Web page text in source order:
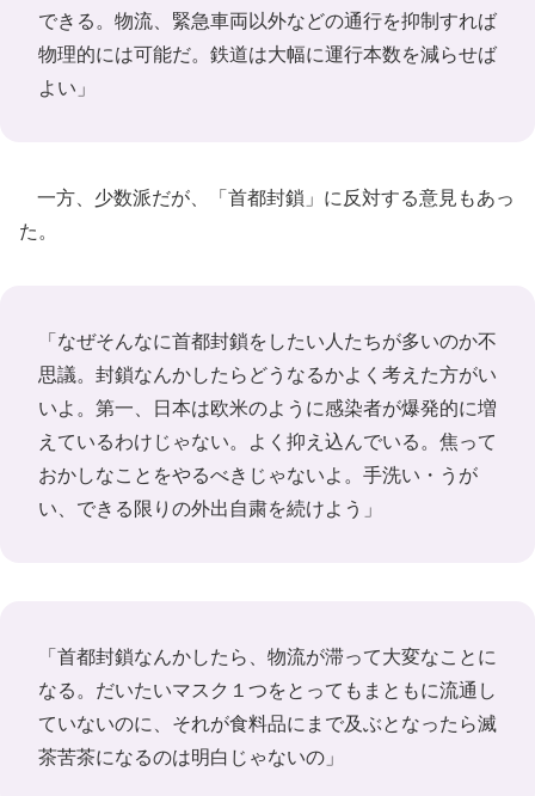
できる。物流、緊急車両以外などの通行を抑制すれば
物理的には可能だ。鉄道は大幅に運行本数を減らせば
よい」
一方、少数派だが、「首都封鎖」に反対する意見もあっ
た。
「なぜそんなに首都封鎖をしたい人たちが多いのか不
思議。封鎖なんかしたらどうなるかよく考えた方がい
いよ。第一、日本は欧米のように感染者が爆発的に増
えているわけじゃない。よく抑え込んでいる。焦って
おかしなことをやるべきじゃないよ。手洗い・うが
い、できる限りの外出自粛を続けよう」
「首都封鎖なんかしたら、物流が滞って大変なことに
なる。だいたいマスク１つをとってもまともに流通し
ていないのに、それが食料品にまで及ぶとなったら滅
茶苦茶になるのは明白じゃないの」